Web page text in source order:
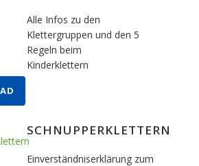
Alle Infos zu den
Klettergruppen und den 5
Regeln beim
Kinderklettern
SCHNUPPERKLETTERN
Einverständniserklärung zum